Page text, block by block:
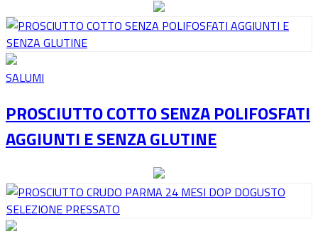
SALUMI
PROSCIUTTO COTTO SENZA POLIFOSFATI
AGGIUNTI E SENZA GLUTINE